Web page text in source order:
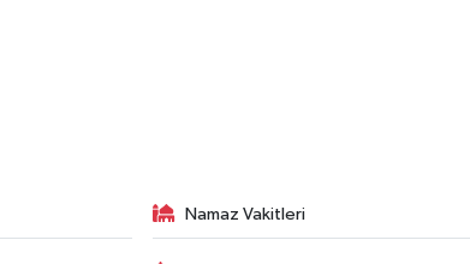
Namaz Vakitleri